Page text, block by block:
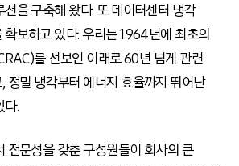
을 구축해 왔다. 또 데이터센터 냉각
보하고 있다. 우리는 1964년에 최초의
를 선보인 이래로 60년 넘게 관련
정밀 냉각부터 에너지 효율까지 뛰어난
다.
전문성을 갖춘 구성원들이 회사의 큰